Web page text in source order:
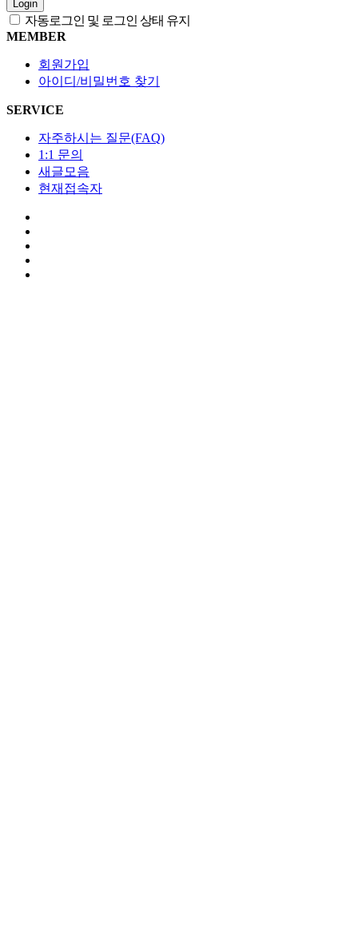
Login
자동로그인 및 로그인 상태 유지
MEMBER
회원가입
아이디/비밀번호 찾기
SERVICE
자주하시는 질문(FAQ)
1:1 문의
새글모음
현재접속자